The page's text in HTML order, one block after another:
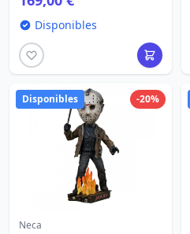
Disponibles
-20%
Disponibles
Neca